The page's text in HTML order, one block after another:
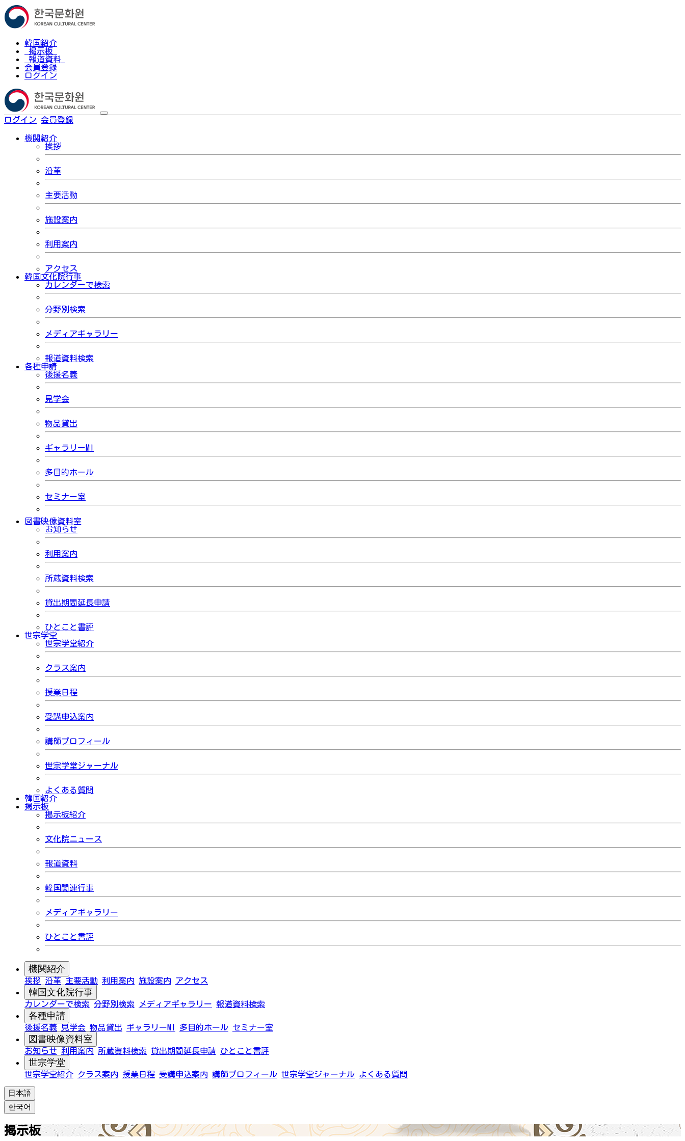
韓国紹介
掲示板
報道資料
会員登録
ログイン
ログイン 会員登録
機関紹介
挨拶
沿革
主要活動
施設案内
利用案内
アクセス
韓国文化院行事
カレンダーで検索
分野別検索
メディアギャラリー
報道資料検索
各種申請
後援名義
見学会
物品貸出
ギャラリーMI
多目的ホール
セミナー室
図書映像資料室
お知らせ
利用案内
所蔵資料検索
貸出期間延長申請
ひとこと書評
世宗学堂
世宗学堂紹介
クラス案内
授業日程
受講申込案内
講師プロフィール
世宗学堂ジャーナル
よくある質問
韓国紹介
掲示板
掲示板紹介
文化院ニュース
報道資料
韓国関連行事
メディアギャラリー
ひとこと書評
機関紹介
挨拶 沿革 主要活動 利用案内 施設案内 アクセス
韓国文化院行事
カレンダーで検索 分野別検索 メディアギャラリー 報道資料検索
各種申請
後援名義 見学会 物品貸出 ギャラリーMI 多目的ホール セミナー室
図書映像資料室
お知らせ 利用案内 所蔵資料検索 貸出期間延長申請 ひとこと書評
世宗学堂
世宗学堂紹介 クラス案内 授業日程 受講申込案内 講師プロフィール 世宗学堂ジャーナル よくある質問
日本語
한국어
掲示板